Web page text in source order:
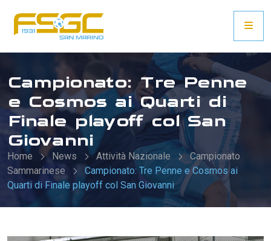
Campionato: Tre Penne
e Cosmos ai Quarti di
Finale playoff col San
Giovanni
Home News Attività Nazionale
Campionato
Sammarinese
Campionato: Tre Penne e Cosmos ai
Quarti di Finale playoff col San Giovanni